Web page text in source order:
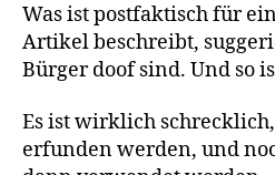
Was ist postfaktisch für
Artikel beschreibt,
Bürger doof sind. Und so
Es ist wirklich
erfunden werden, und